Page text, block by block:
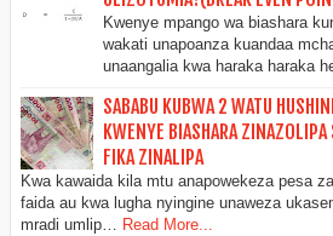
Kwenye mpango wa biashara
wakati unapoanza kuandaa
unaangalia kwa haraka haraka
SABABU KUBWA 2 WATU
KWENYE BIASHARA
FIKA ZINALIPA
Kwa kawaida kila mtu anapowekeza pesa
faida au kwa lugha nyingine unaweza
mradi umlip… Read More...